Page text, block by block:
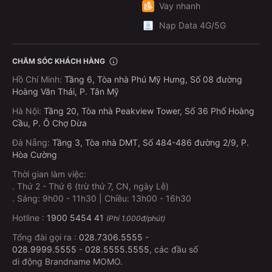
MoMo Travel là trải nghiệm dịch vụ được xây dựng
xoay quanh sự an tâm và tiện lợi cho người dùng.
Trước hết, MoMo Travel đóng vai trò như một trợ thủ
hỗ trợ 24/7, với đội ngũ chăm sóc khách hàng luôn
vé hoặc khi phát sinh tình huống liên quan đến
chuyến bay, việc có kênh hỗ trợ rõ ràng và kịp thời
giúp bạn yên tâm hơn, đặc biệt với những chuyến
công tác gấp hoặc hành trình quan trọng. Sự hỗ trợ
chu đáo và nhất quán là yếu tố quan trọng giúp trải
nghiệm đặt vé trở nên đáng tin cậy hơn.
Bên cạnh đó, MoMo Travel chú trọng yếu tố
minh bạch chi phí. Giá vé hiển thị đã bao gồm đầy đủ
thuế và phí cần thiết, giúp bạn dễ dàng kiểm soát
ngân sách ngay từ bước đầu tiên. Cùng với đó là hệ
thống ưu đãi đa dạng, từ giảm giá theo chặng bay,
theo hãng hàng không đến các chương trình hoàn
Vay nhanh
Nạp Data 4G/5G
CHĂM SÓC KHÁCH HÀNG
Hồ Chí Minh: Tầng 6, Tòa nhà Phú Mỹ Hưng, Số 08 đường
Hoàng Văn Thái, P. Tân Mỹ
Hà Nội: Tầng 20, Tòa nhà Peakview Tower, Số 36 Phố Hoàng
Cầu, P. Ô Chợ Dừa
Đà Nẵng: Tầng 3, Tòa nhà DMT, Số 484-486 đường 2/9, P.
Hòa Cường
Thời gian làm việc:
. Thứ 2 - Thứ 6 (trừ thứ 7, CN, ngày Lễ)
. Sáng: 9h00 - 11h30 | Chiều: 13h00 - 16h30
Hotline : 1900 5454 41 (Phí 1.000đ/phút)
Tổng đài gọi ra : 028.7306.5555 -
028.9999.5555 - 028.5555.5555, các đầu số
di động Brandname MOMO.